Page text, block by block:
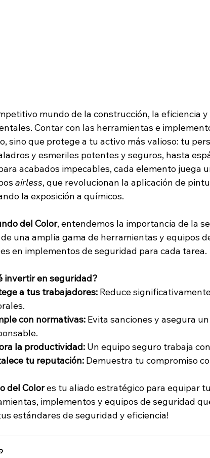
mundo de la construcción, la eficiencia
Contar con las herramientas e
sino que protege a tu activo más valioso: tu
y esmeriles potentes y seguros, hasta
acabados impecables, cada elemento juega
airless, que revolucionan la aplicación de
la exposición a químicos.
del Color, entendemos la importancia de la
una amplia gama de herramientas y equipos
en implementos de seguridad para cada tarea.
invertir en seguridad?
a tus trabajadores: Reduce
con normativas: Evita sanciones y asegura
la productividad: Un equipo seguro trabaja
tu reputación: Demuestra tu compromiso
del Color es tu aliado estratégico para equipar
implementos y equipos de seguridad
estándares de seguridad y eficiencia!